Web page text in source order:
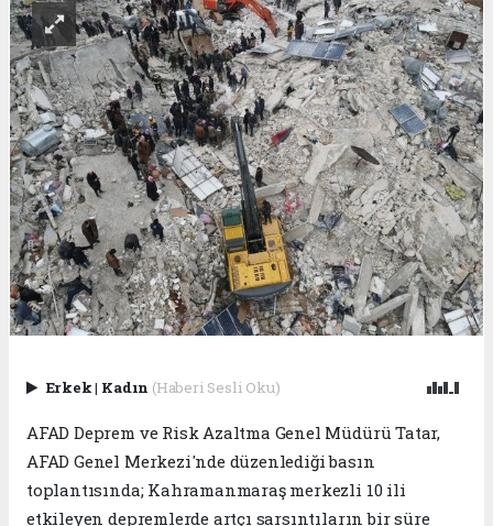
Erkek| Kadın (Haberi Sesli Oku)
AFAD Deprem ve Risk Azaltma Genel Müdürü Tatar,
AFAD Genel Merkezi'nde düzenlediği basın
toplantısında; Kahramanmaraş merkezli 10 ili
etkileyen depremlerde artçı sarsıntıların bir süre